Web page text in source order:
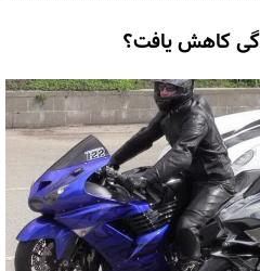
کاهش یافت؟